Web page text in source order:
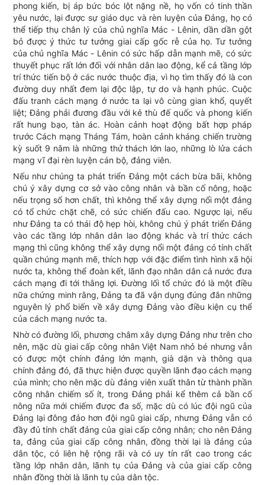
phong kiến, bị áp bức bóc lột nặng nề, họ vốn có tinh thần
yêu nước, lại được sự giáo dục và rèn luyện của Đảng, họ có
thể tiếp thụ chân lý của chủ nghĩa Mác - Lênin, dần dần gột
bỏ được ý thức tư tưởng giai cấp gốc rễ của họ. Tư tưởng
của chủ nghĩa Mác - Lênin có sức hấp dẫn mạnh mẽ, có sức
thuyết phục rất lớn đối với nhân dân lao động, kể cả tầng lớp
trí thức tiến bộ ở các nước thuộc địa, vì họ tìm thấy đó là con
đường duy nhất đem lại độc lập, tự do và hạnh phúc. Cuộc
đấu tranh cách mạng ở nước ta lại vô cùng gian khổ, quyết
liệt; Đảng phải đương đầu với kẻ thù đế quốc và phong kiến
rất hung bạo, tàn ác. Hoàn cảnh hoạt động bất hợp pháp
trước Cách mạng Tháng Tám, hoàn cảnh kháng chiến trường
kỳ suốt 9 nǎm là những thử thách lớn lao, những lò lửa cách
mạng vĩ đại rèn luyện cán bộ, đảng viên.
Nếu như chúng ta phát triển Đảng một cách bừa bãi, không
chú ý xây dựng cơ sở vào công nhân và bần cố nông, hoặc
nếu trọng số hơn chất, thì không thể xây dựng nổi một đảng
có tổ chức chặt chẽ, có sức chiến đấu cao. Ngược lại, nếu
như Đảng ta có thái độ hẹp hòi, không chú ý phát triển Đảng
vào các tầng lớp nhân dân lao động khác và trí thức cách
mạng thì cũng không thể xây dựng nổi một đảng có tính chất
quần chúng mạnh mẽ, thích hợp với đặc điểm tình hình xã hội
nước ta, không thể đoàn kết, lãnh đạo nhân dân cả nước đưa
cách mạng đi tới thắng lợi. Đường lối tổ chức đó là một điều
nữa chứng minh rằng, Đảng ta đã vận dụng đúng đắn những
nguyên lý phổ biến về xây dựng Đảng vào điều kiện cụ thể
của cách mạng nước ta.
Nhờ có đường lối, phương châm xây dựng Đảng như trên cho
nên, mặc dù giai cấp công nhân Việt Nam nhỏ bé nhưng vẫn
có được một chính đảng lớn mạnh, già dặn và thông qua
chính đảng đó, đã thực hiện được quyền lãnh đạo cách mạng
của mình; cho nên mặc dù đảng viên xuất thân từ thành phần
công nhân chiếm số ít, trong Đảng phải kể thêm cả bần cố
nông nữa mới chiếm được đa số, mặc dù có lúc đội ngũ của
Đảng lại đông đảo hơn đội ngũ giai cấp, nhưng Đảng vẫn có
đầy đủ tính chất đảng của giai cấp công nhân; cho nên Đảng
ta, đảng của giai cấp công nhân, đồng thời lại là đảng của
dân tộc, có liên hệ rộng rãi và có uy tín rất cao trong các
tầng lớp nhân dân, lãnh tụ của Đảng và của giai cấp công
nhân đồng thời là lãnh tụ của dân tộc.